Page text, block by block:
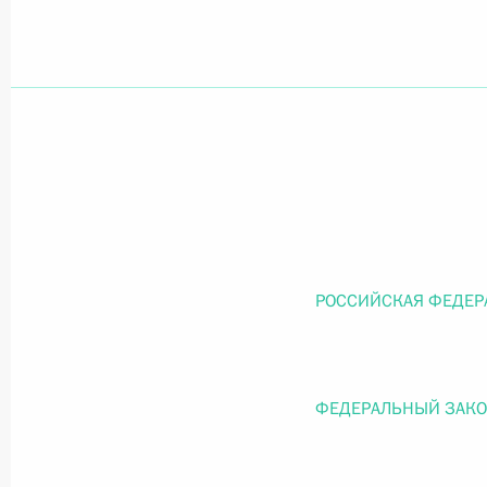
Официальный портал правовой информации
О внесении изменений в статью 11
РОССИЙСКАЯ
ФЕДЕРАЛЬНЫЙ